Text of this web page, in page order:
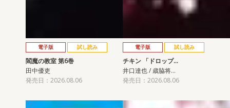
電子版 試し読み
閻魔の教室 第6巻
田中優吏
発売日：2026.08.06
電子版 試し読み
チキン 「ドロップ…
井口達也 / 歳脇将…
発売日：2026.08.06